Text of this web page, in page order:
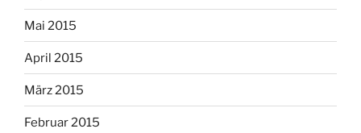
Mai 2015
April 2015
März 2015
Februar 2015